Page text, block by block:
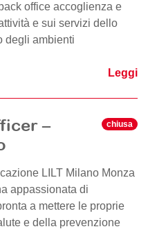
office accoglienza e
e sui servizi dello
degli ambienti
Leggi
–
chiusa
LILT Milano Monza
appassionata di
a mettere le proprie
e della prevenzione